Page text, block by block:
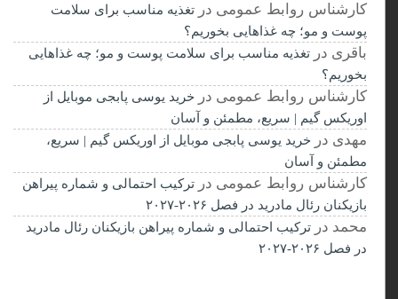
کارشناس روابط عمومیدرتغذیه مناسب برای سلامت
پوست و مو؛ چه غذاهایی بخوریم؟
باقری درتغذیه مناسب برای سلامت پوست و مو؛ چه غذاهایی
بخوریم؟
کارشناس روابط عمومیدرخرید یوسی پابجی موبایل از
اوریکس گیم | سریع، مطمئن و آسان
مهدیدرخرید یوسی پابجی موبایل از اوریکس گیم | سریع،
مطمئن و آسان
کارشناس روابط عمومیدرترکیب احتمالی و شماره پیراهن
بازیکنان رئال مادرید در فصل ۲۰۲۶-۲۰۲۷
محمددرترکیب احتمالی و شماره پیراهن بازیکنان رئال مادرید
در فصل ۲۰۲۶-۲۰۲۷